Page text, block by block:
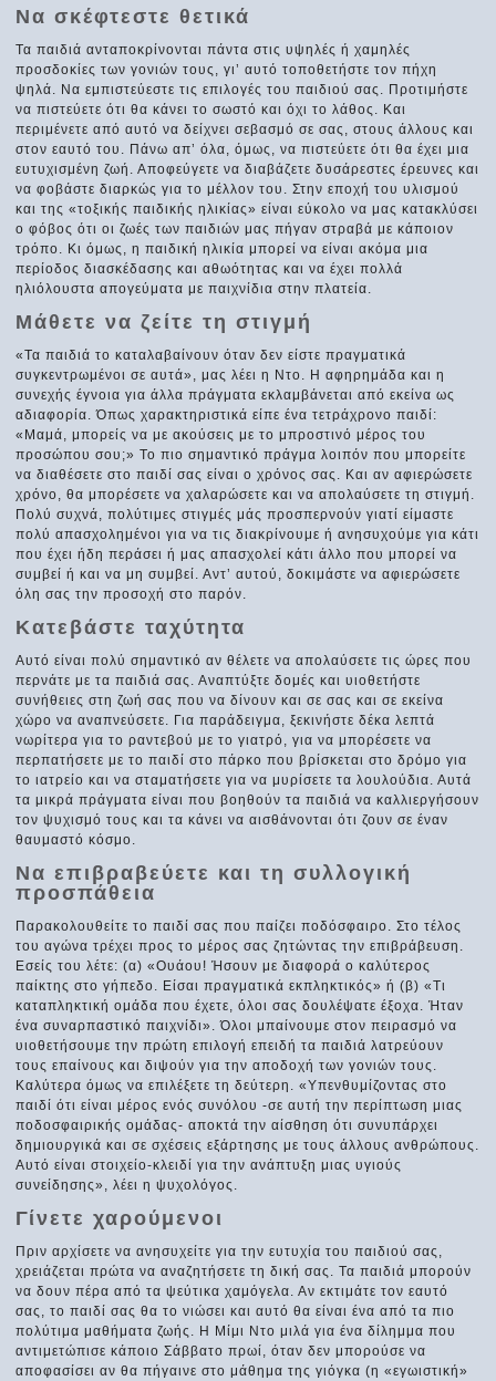
Να σκέφτεστε θετικά
Τα παιδιά ανταποκρίνονται πάντα στις υψηλές ή χαμηλές
προσδοκίες των γονιών τους, γι’ αυτό τοποθετήστε τον πήχη
ψηλά. Να εμπιστεύεστε τις επιλογές του παιδιού σας. Προτιμήστε
να πιστεύετε ότι θα κάνει το σωστό και όχι το λάθος. Και
περιμένετε από αυτό να δείχνει σεβασμό σε σας, στους άλλους και
στον εαυτό του. Πάνω απ’ όλα, όμως, να πιστεύετε ότι θα έχει μια
ευτυχισμένη ζωή. Αποφεύγετε να διαβάζετε δυσάρεστες έρευνες και
να φοβάστε διαρκώς για το μέλλον του. Στην εποχή του υλισμού
και της «τοξικής παιδικής ηλικίας» είναι εύκολο να μας κατακλύσει
ο φόβος ότι οι ζωές των παιδιών μας πήγαν στραβά με κάποιον
τρόπο. Κι όμως, η παιδική ηλικία μπορεί να είναι ακόμα μια
περίοδος διασκέδασης και αθωότητας και να έχει πολλά
ηλιόλουστα απογεύματα με παιχνίδια στην πλατεία.
Μάθετε να ζείτε τη στιγμή
«Τα παιδιά το καταλαβαίνουν όταν δεν είστε πραγματικά
συγκεντρωμένοι σε αυτά», μας λέει η Ντο. Η αφηρημάδα και η
συνεχής έγνοια για άλλα πράγματα εκλαμβάνεται από εκείνα ως
αδιαφορία. Όπως χαρακτηριστικά είπε ένα τετράχρονο παιδί:
«Μαμά, μπορείς να με ακούσεις με το μπροστινό μέρος του
προσώπου σου;» Το πιο σημαντικό πράγμα λοιπόν που μπορείτε
να διαθέσετε στο παιδί σας είναι ο χρόνος σας. Και αν αφιερώσετε
χρόνο, θα μπορέσετε να χαλαρώσετε και να απολαύσετε τη στιγμή.
Πολύ συχνά, πολύτιμες στιγμές μάς προσπερνούν γιατί είμαστε
πολύ απασχολημένοι για να τις διακρίνουμε ή ανησυχούμε για κάτι
που έχει ήδη περάσει ή μας απασχολεί κάτι άλλο που μπορεί να
συμβεί ή και να μη συμβεί. Αντ’ αυτού, δοκιμάστε να αφιερώσετε
όλη σας την προσοχή στο παρόν.
Κατεβάστε ταχύτητα
Αυτό είναι πολύ σημαντικό αν θέλετε να απολαύσετε τις ώρες που
περνάτε με τα παιδιά σας. Αναπτύξτε δομές και υιοθετήστε
συνήθειες στη ζωή σας που να δίνουν και σε σας και σε εκείνα
χώρο να αναπνεύσετε. Για παράδειγμα, ξεκινήστε δέκα λεπτά
νωρίτερα για το ραντεβού με το γιατρό, για να μπορέσετε να
περπατήσετε με το παιδί στο πάρκο που βρίσκεται στο δρόμο για
το ιατρείο και να σταματήσετε για να μυρίσετε τα λουλούδια. Αυτά
τα μικρά πράγματα είναι που βοηθούν τα παιδιά να καλλιεργήσουν
τον ψυχισμό τους και τα κάνει να αισθάνονται ότι ζουν σε έναν
θαυμαστό κόσμο.
Να επιβραβεύετε και τη συλλογική
προσπάθεια
Παρακολουθείτε το παιδί σας που παίζει ποδόσφαιρο. Στο τέλος
του αγώνα τρέχει προς το μέρος σας ζητώντας την επιβράβευση.
Εσείς του λέτε: (α) «Ουάου! Ήσουν με διαφορά ο καλύτερος
παίκτης στο γήπεδο. Είσαι πραγματικά εκπληκτικός» ή (β) «Τι
καταπληκτική ομάδα που έχετε, όλοι σας δουλέψατε έξοχα. Ήταν
ένα συναρπαστικό παιχνίδι». Όλοι μπαίνουμε στον πειρασμό να
υιοθετήσουμε την πρώτη επιλογή επειδή τα παιδιά λατρεύουν
τους επαίνους και διψούν για την αποδοχή των γονιών τους.
Καλύτερα όμως να επιλέξετε τη δεύτερη. «Υπενθυμίζοντας στο
παιδί ότι είναι μέρος ενός συνόλου -σε αυτή την περίπτωση μιας
ποδοσφαιρικής ομάδας- αποκτά την αίσθηση ότι συνυπάρχει
δημιουργικά και σε σχέσεις εξάρτησης με τους άλλους ανθρώπους.
Αυτό είναι στοιχείο-κλειδί για την ανάπτυξη μιας υγιούς
συνείδησης», λέει η ψυχολόγος.
Γίνετε χαρούμενοι
Πριν αρχίσετε να ανησυχείτε για την ευτυχία του παιδιού σας,
χρειάζεται πρώτα να αναζητήσετε τη δική σας. Τα παιδιά μπορούν
να δουν πέρα από τα ψεύτικα χαμόγελα. Αν εκτιμάτε τον εαυτό
σας, το παιδί σας θα το νιώσει και αυτό θα είναι ένα από τα πιο
πολύτιμα μαθήματα ζωής. Η Μίμι Ντο μιλά για ένα δίλημμα που
αντιμετώπισε κάποιο Σάββατο πρωί, όταν δεν μπορούσε να
αποφασίσει αν θα πήγαινε στο μάθημα της γιόγκα (η «εγωιστική»